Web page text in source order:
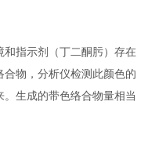
和指示剂（丁二酮肟）存在
物，分析仪检测此颜色的
生成的带色络合物量相当